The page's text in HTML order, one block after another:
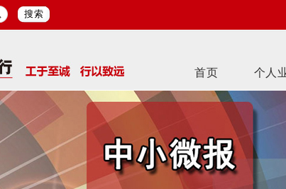
搜索
首页 个人